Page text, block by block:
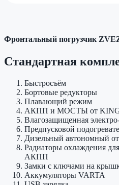
Фронтальный погрузчик
Стандартная
Быстросъём
Бортовые редукторы
Плавающий режим
АКПП и МОСТЫ от
Влагозащищенная
Предпусковой
Дизельный автономный
Радиаторы охлаждения
АКПП
Замки с ключами на
Аккумуляторы VARTA